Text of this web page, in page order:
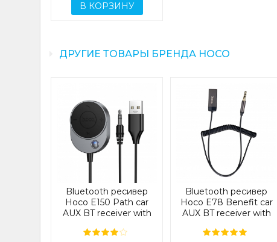
В КОРЗИНУ
ДРУГИЕ ТОВАРЫ БРЕНДА HOCO
Bluetooth ресивер
Hoco E150 Path car
AUX BT receiver with
Bluetooth ресивер
Hoco E78 Benefit car
AUX BT receiver with